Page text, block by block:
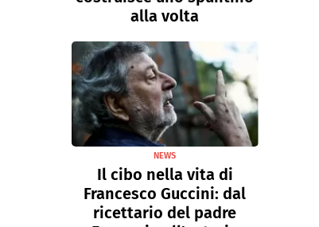
alla volta
NEWS
Il cibo nella vita di
Francesco Guccini: dal
ricettario del padre